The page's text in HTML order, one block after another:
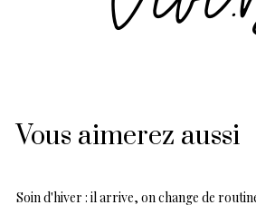
Vous aimerez aussi
Soin d'hiver : il arrive, on change de